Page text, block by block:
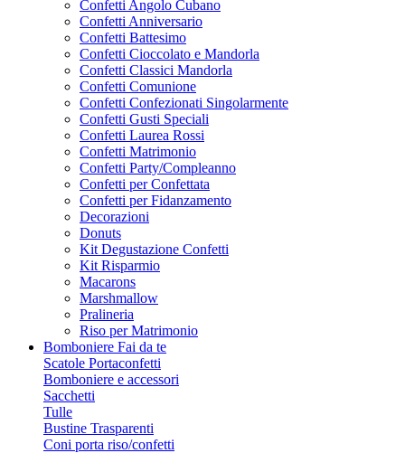
Confetti Angolo Cubano
Confetti Anniversario
Confetti Battesimo
Confetti Cioccolato e Mandorla
Confetti Classici Mandorla
Confetti Comunione
Confetti Confezionati Singolarmente
Confetti Gusti Speciali
Confetti Laurea Rossi
Confetti Matrimonio
Confetti Party/Compleanno
Confetti per Confettata
Confetti per Fidanzamento
Decorazioni
Donuts
Kit Degustazione Confetti
Kit Risparmio
Macarons
Marshmallow
Pralineria
Riso per Matrimonio
Bomboniere Fai da te
Scatole Portaconfetti
Bomboniere e accessori
Sacchetti
Tulle
Bustine Trasparenti
Coni porta riso/confetti